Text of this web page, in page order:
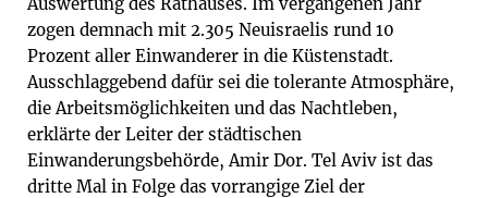
zogen demnach mit 2.305 Neuisraelis rund 10
Prozent aller Einwanderer in die Küstenstadt.
Ausschlaggebend dafür sei die tolerante Atmosphäre,
die Arbeitsmöglichkeiten und das Nachtleben,
erklärte der Leiter der städtischen
Einwanderungsbehörde, Amir Dor. Tel Aviv ist das
dritte Mal in Folge das vorrangige Ziel der